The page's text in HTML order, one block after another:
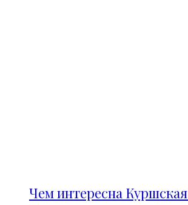
Чем интересна Куршская